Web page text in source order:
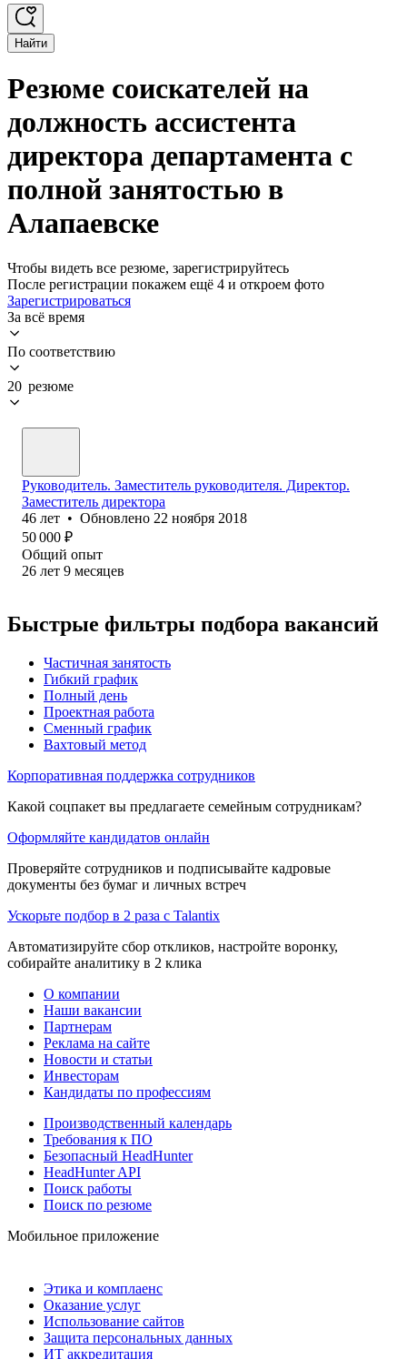
Найти
Резюме соискателей на
должность ассистента
директора департамента с
полной занятостью в
Алапаевске
Чтобы видеть все резюме, зарегистрируйтесь
После регистрации покажем ещё 4 и откроем фото
Зарегистрироваться
За всё время
По соответствию
20 резюме
Руководитель. Заместитель руководителя. Директор.
Заместитель директора
46 лет • Обновлено 22 ноября 2018
50 000 ₽
Общий опыт
26 лет 9 месяцев
Быстрые фильтры подбора вакансий
Частичная занятость
Гибкий график
Полный день
Проектная работа
Сменный график
Вахтовый метод
Корпоративная поддержка сотрудников
Какой соцпакет вы предлагаете семейным сотрудникам?
Оформляйте кандидатов онлайн
Проверяйте сотрудников и подписывайте кадровые
документы без бумаг и личных встреч
Ускорьте подбор в 2 раза с Talantix
Автоматизируйте сбор откликов, настройте воронку,
собирайте аналитику в 2 клика
О компании
Наши вакансии
Партнерам
Реклама на сайте
Новости и статьи
Инвесторам
Кандидаты по профессиям
Производственный календарь
Требования к ПО
Безопасный HeadHunter
HeadHunter API
Поиск работы
Поиск по резюме
Мобильное приложение
Этика и комплаенс
Оказание услуг
Использование сайтов
Защита персональных данных
ИТ аккредитация